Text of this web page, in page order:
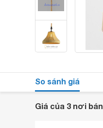
So sánh giá
Giá của 3 nơi bán